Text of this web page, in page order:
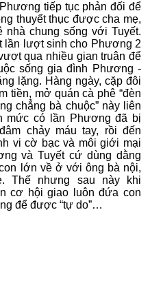
tiếp tục phản đối để
thuyết thục được cha mẹ,
nhà chung sống với Tuyết.
lần lượt sinh cho Phương 2
qua nhiều gian truân để
sống gia đình Phương -
lặng. Hàng ngày, cặp đôi
tiền, mở quán cà phê “đèn
chẳng bà chuộc” này liên
mức có lần Phương đã bị
chảy máu tay, rồi đến
vi cờ bạc và môi giới mại
và Tuyết cứ dùng dằng
lớn về ở với ông bà nội,
Thế nhưng sau này khi
cơ hội giao luôn đứa con
để được “tự do”…